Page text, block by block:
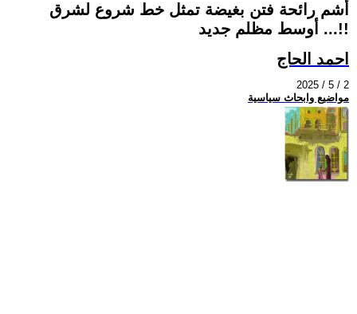
أشم رائحة فتن بغيضة تمثل خط شروع لشرق
أوسط مظلم جديد ...!!
احمد الحاج
2025 / 5 / 2
مواضيع وابحاث سياسية